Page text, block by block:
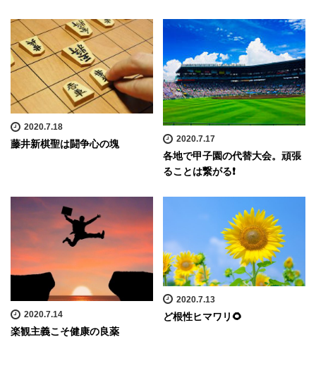
2020.7.18
藤井新棋聖は闘争心の塊 2020.7.17
各地で甲子園の代替大会。頑張
ることは繋がる❗️
2020.7.14
楽観主義こそ健康の良薬
2020.7.13
ど根性ヒマワリ🌻